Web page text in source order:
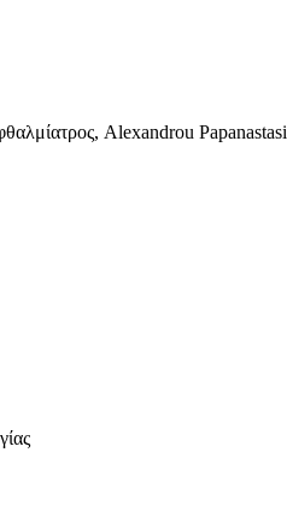
Alexandrou